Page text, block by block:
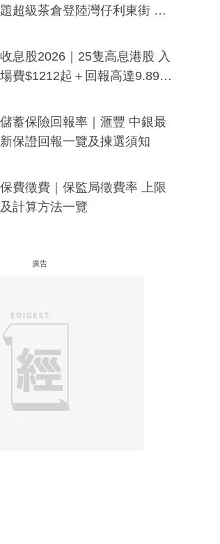
題超級茶倉登陸灣仔利東街 推
y及香港限定特調系列
收息股2026｜25隻高息港股 入
場費$1212起＋回報高達9.89
儲蓄保險回報率｜滙豐 中銀最
新保證回報一覽及揀選須知
保費徵費｜保監局徵費率 上限
及計算方法一覽
廣告